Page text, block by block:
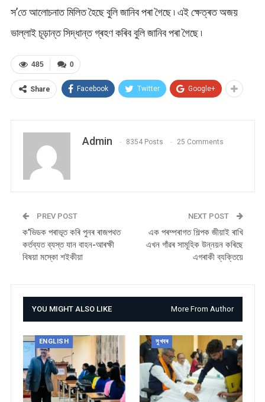
স’তে আলোচনাত মিলিত হৈছে বুলি জানিব পৰা গৈছে ৷ এই ক্ষেত্ৰত অজয়
ভাল্লাই চূড়ান্ত সিদ্ধান্ত গ্ৰহণ কৰিব বুলি জানিব পৰা গৈছে ৷
0
485
Share Facebook Twitter Google+
Admin 8354 Posts 25 Comments
PREV POST
ক’ভিডক পৰাভূত কৰি পুনৰ ৰাজপথত
কৰ্তব্যত ব্যস্ত যান বাহন-আৰক্ষী
বিষয়া মস্কো শইকীয়া
NEXT POST
এক পৰম্পৰাগত শিল্পক জীয়াই ৰাখি
এখন গাঁৱৰ সামূহিক উন্নয়ন কৰিছে
এগৰাকী ব্যক্তিয়ে
YOU MIGHT ALSO LIKE More From Author
ENGLISH সুখবৰ